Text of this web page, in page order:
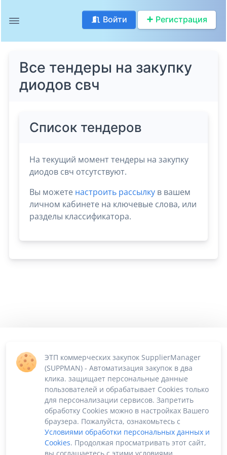
Войти Регистрация
Все тендеры на закупку
диодов свч
Список тендеров
На текущий момент тендеры на закупку
диодов свч отсутствуют.
Вы можете настроить рассылку в вашем
личном кабинете на ключевые слова, или
разделы классификатора.
ЭТП коммерческих закупок SupplierManager
(SUPPMAN) - Автоматизация закупок в два
клика. защищает персональные данные
пользователей и обрабатывает Cookies только
для персонализации сервисов. Запретить
обработку Cookies можно в настройках Вашего
браузера. Пожалуйста, ознакомьтесь с
Условиями обработки персональных данных и
Cookies. Продолжая просматривать этот сайт,